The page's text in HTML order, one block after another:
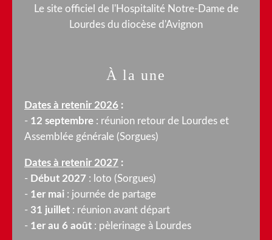
Le site officiel de l'Hospitalité Notre-Dame de
Lourdes du diocèse d'Avignon
À la une
Dates à retenir 2026 :
- 12 septembre : réunion retour de Lourdes et
Assemblée générale (Sorgues)
Dates à retenir 2027 :
- Début 2027 : loto (Sorgues)
- 1er mai : journée de partage
- 31 juillet : réunion avant départ
- 1er au 6 août : pèlerinage à Lourdes